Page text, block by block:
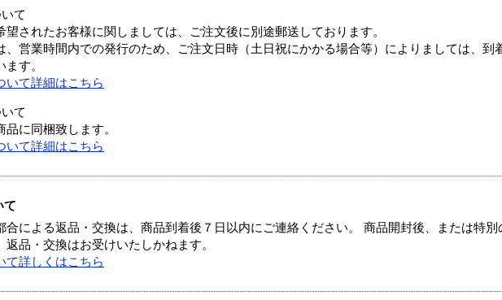
て
望されたお客様に関しましては、ご注文後に別途郵送しております。
、営業時間内での発行のため、ご注文日時（土日祝にかかる場合等）によりましては、到
す。
いて詳細はこちら
て
品に同梱致します。
いて詳細はこちら
て
合による返品・交換は、商品到着後７日以内にご連絡ください。 商品開封後、または特
返品・交換はお受けいたしかねます。
て詳しくはこちら